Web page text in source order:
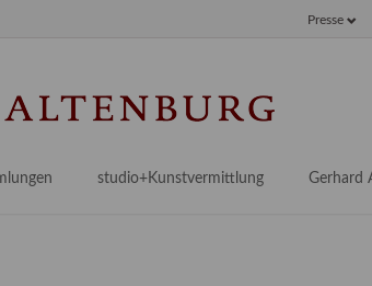
Presse
studio+Kunstvermittlung Gerhard